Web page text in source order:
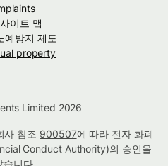
이트 맵
예방지 제도
property
Limited 2026
사 참조 900507에 따라 전자 화폐
Conduct Authority)의 승인을
습니다.